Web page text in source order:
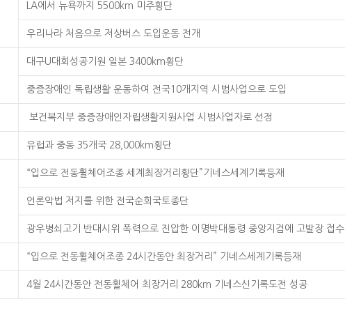
LA에서 뉴욕까지 5500km 미주횡단
우리나라 처음으로 저상버스 도입운동 전개
대구U대회성공기원 일본 3400km횡단
중증장애인 독립생활 운동하여 전국10개지역 시범사업으로 도입
보건복지부 중증장애인자립생활지원사업 시범사업자로 선정
유럽과 중동 35개국 28,000km횡단
“입으로 전동휠체어조종 세계최장거리횡단”기네스세계기록등재
언론악법 저지를 위한 전국순회국토종단
광우병쇠고기 반대시위 폭력으로 진압한 이명박대통령 중앙지검에 고발장 접수
“입으로 전동휠체어조종 24시간동안 최장거리” 기네스세계기록등재
4월 24시간동안 전동휠체어 최장거리 280km 기네스신기록도전 성공